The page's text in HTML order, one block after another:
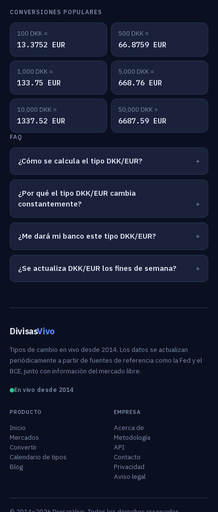
CONVERSIONES POPULARES
100 DKK =
13.3752 EUR
500 DKK =
66.8759 EUR
1,000 DKK =
133.75 EUR
5,000 DKK =
668.76 EUR
10,000 DKK =
1337.52 EUR
50,000 DKK =
6687.59 EUR
FAQ
¿Cómo se calcula el tipo DKK/EUR?
¿Por qué el tipo DKK/EUR cambia
constantemente?
¿Me dará mi banco este tipo DKK/EUR?
¿Se actualiza DKK/EUR los fines de semana?
DivisasVivo
Tipos de cambio en vivo desde 2014. Los datos se actualizan
periódicamente a partir de fuentes de referencia como la Fed y el
BCE, junto con información del mercado libre.
En vivo desde 2014
PRODUCTO
Inicio
Mercados
Convertir
Calendario de tipos
Blog
EMPRESA
Acerca de
Metodología
API
Contacto
Privacidad
Aviso legal